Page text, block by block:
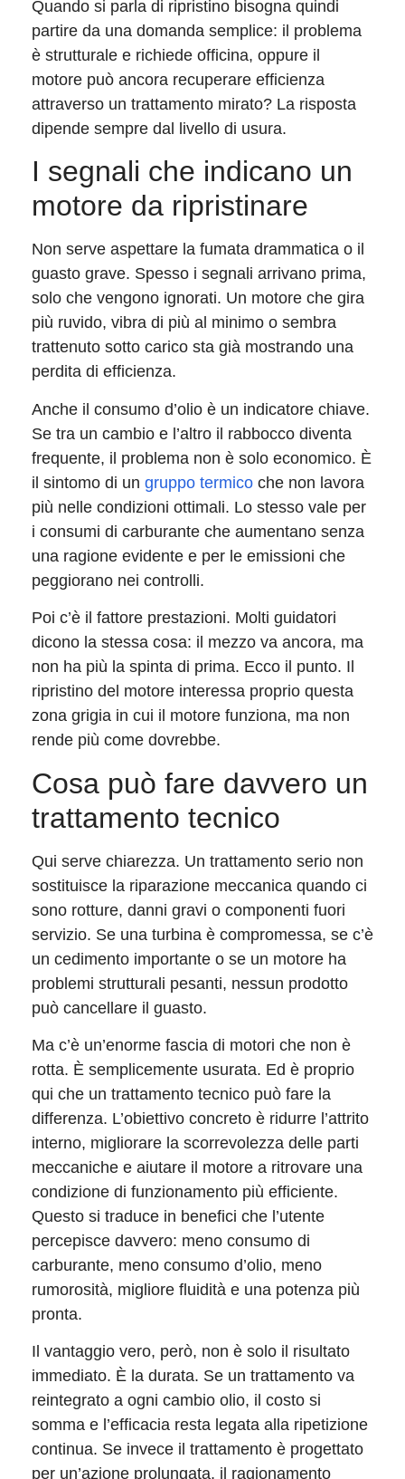
Quando si parla di ripristino bisogna quindi
partire da una domanda semplice: il problema
è strutturale e richiede officina, oppure il
motore può ancora recuperare efficienza
attraverso un trattamento mirato? La risposta
dipende sempre dal livello di usura.
I segnali che indicano un
motore da ripristinare
Non serve aspettare la fumata drammatica o il
guasto grave. Spesso i segnali arrivano prima,
solo che vengono ignorati. Un motore che gira
più ruvido, vibra di più al minimo o sembra
trattenuto sotto carico sta già mostrando una
perdita di efficienza.
Anche il consumo d’olio è un indicatore chiave.
Se tra un cambio e l’altro il rabbocco diventa
frequente, il problema non è solo economico. È
il sintomo di un gruppo termico che non lavora
più nelle condizioni ottimali. Lo stesso vale per
i consumi di carburante che aumentano senza
una ragione evidente e per le emissioni che
peggiorano nei controlli.
Poi c’è il fattore prestazioni. Molti guidatori
dicono la stessa cosa: il mezzo va ancora, ma
non ha più la spinta di prima. Ecco il punto. Il
ripristino del motore interessa proprio questa
zona grigia in cui il motore funziona, ma non
rende più come dovrebbe.
Cosa può fare davvero un
trattamento tecnico
Qui serve chiarezza. Un trattamento serio non
sostituisce la riparazione meccanica quando ci
sono rotture, danni gravi o componenti fuori
servizio. Se una turbina è compromessa, se c’è
un cedimento importante o se un motore ha
problemi strutturali pesanti, nessun prodotto
può cancellare il guasto.
Ma c’è un’enorme fascia di motori che non è
rotta. È semplicemente usurata. Ed è proprio
qui che un trattamento tecnico può fare la
differenza. L’obiettivo concreto è ridurre l’attrito
interno, migliorare la scorrevolezza delle parti
meccaniche e aiutare il motore a ritrovare una
condizione di funzionamento più efficiente.
Questo si traduce in benefici che l’utente
percepisce davvero: meno consumo di
carburante, meno consumo d’olio, meno
rumorosità, migliore fluidità e una potenza più
pronta.
Il vantaggio vero, però, non è solo il risultato
immediato. È la durata. Se un trattamento va
reintegrato a ogni cambio olio, il costo si
somma e l’efficacia resta legata alla ripetizione
continua. Se invece il trattamento è progettato
per un’azione prolungata, il ragionamento